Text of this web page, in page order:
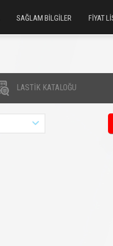
SAĞLAM BİLGİLER FİYAT
LASTİK KATALOĞU